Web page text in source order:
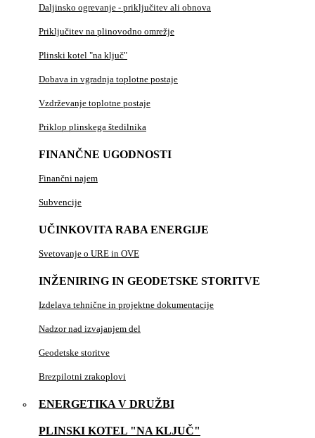
Daljinsko ogrevanje - priključitev ali obnova
Priključitev na plinovodno omrežje
Plinski kotel "na ključ"
Dobava in vgradnja toplotne postaje
Vzdrževanje toplotne postaje
Priklop plinskega štedilnika
FINANČNE UGODNOSTI
Finančni najem
Subvencije
UČINKOVITA RABA ENERGIJE
Svetovanje o URE in OVE
INŽENIRING IN GEODETSKE STORITVE
Izdelava tehnične in projektne dokumentacije
Nadzor nad izvajanjem del
Geodetske storitve
Brezpilotni zrakoplovi
ENERGETIKA V DRUŽBI
PLINSKI KOTEL "NA KLJUČ"